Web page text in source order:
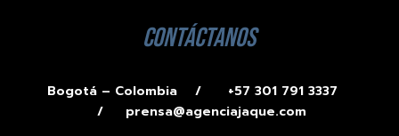
contáctanos
Bogotá – Colombia /
+57 301 791 3337
/ prensa@agenciajaque.com